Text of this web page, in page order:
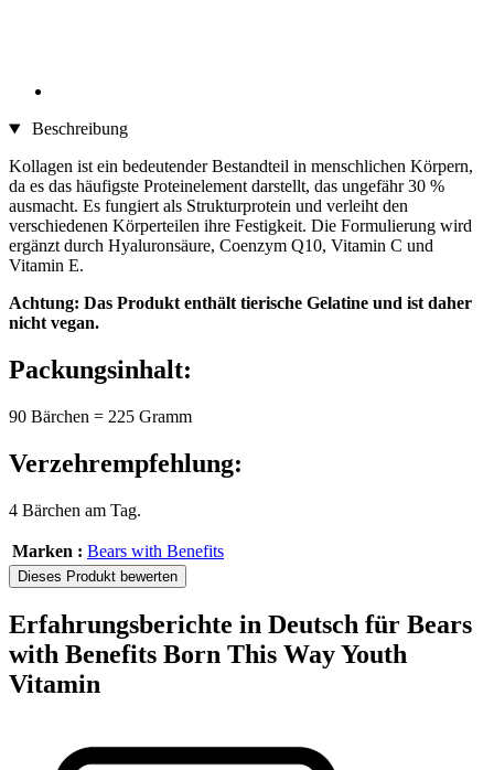
Beschreibung
Kollagen ist ein bedeutender Bestandteil in menschlichen Körpern,
da es das häufigste Proteinelement darstellt, das ungefähr 30 %
ausmacht. Es fungiert als Strukturprotein und verleiht den
verschiedenen Körperteilen ihre Festigkeit. Die Formulierung wird
ergänzt durch Hyaluronsäure, Coenzym Q10, Vitamin C und
Vitamin E.
Achtung: Das Produkt enthält tierische Gelatine und ist daher
nicht vegan.
Packungsinhalt:
90 Bärchen = 225 Gramm
Verzehrempfehlung:
4 Bärchen am Tag.
Marken : Bears with Benefits
Dieses Produkt bewerten
Erfahrungsberichte in Deutsch für Bears
with Benefits Born This Way Youth
Vitamin